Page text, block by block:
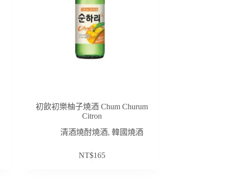
初飲初樂柚子燒酒 Chum Churum
Citron
清酒燒酎燒酒, 韓國燒酒
NT$165